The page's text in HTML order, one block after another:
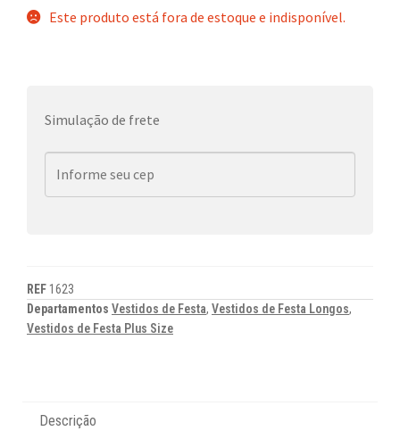
Este produto está fora de estoque e indisponível.
Simulação de frete
REF 1623
Departamentos Vestidos de Festa, Vestidos de Festa Longos,
Vestidos de Festa Plus Size
Descrição